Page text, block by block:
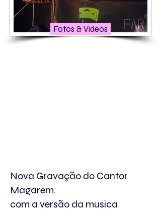
Fotos & Videos
Nova Gravação do Cantor
Magarem.
com a versão da musica